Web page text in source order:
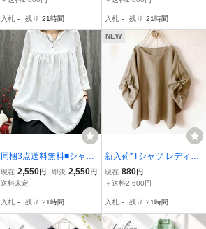
体型カバー 大人*グリーン
入札 - 残り 21時間
ツブラウス 大きいサイズ*
ネイビー
入札 - 残り 21時間
同梱3点送料無料■シャツ
トップス レディース 半袖
夏 綿麻 ブラウス 無地 チ
痩せ ロング チュニック■
現在 2,550円 即決 2,550円
送料未定
入札 - 残り 21時間
NEW
新入荷*Tシャツ レディー
ス 半袖 体型カバー ゆっ
たり トップス 無地 シン
イズ 涼しい ナチュラル
夏服 *カーキ
現在 880円
＋送料2,600円
入札 - 残り 21時間